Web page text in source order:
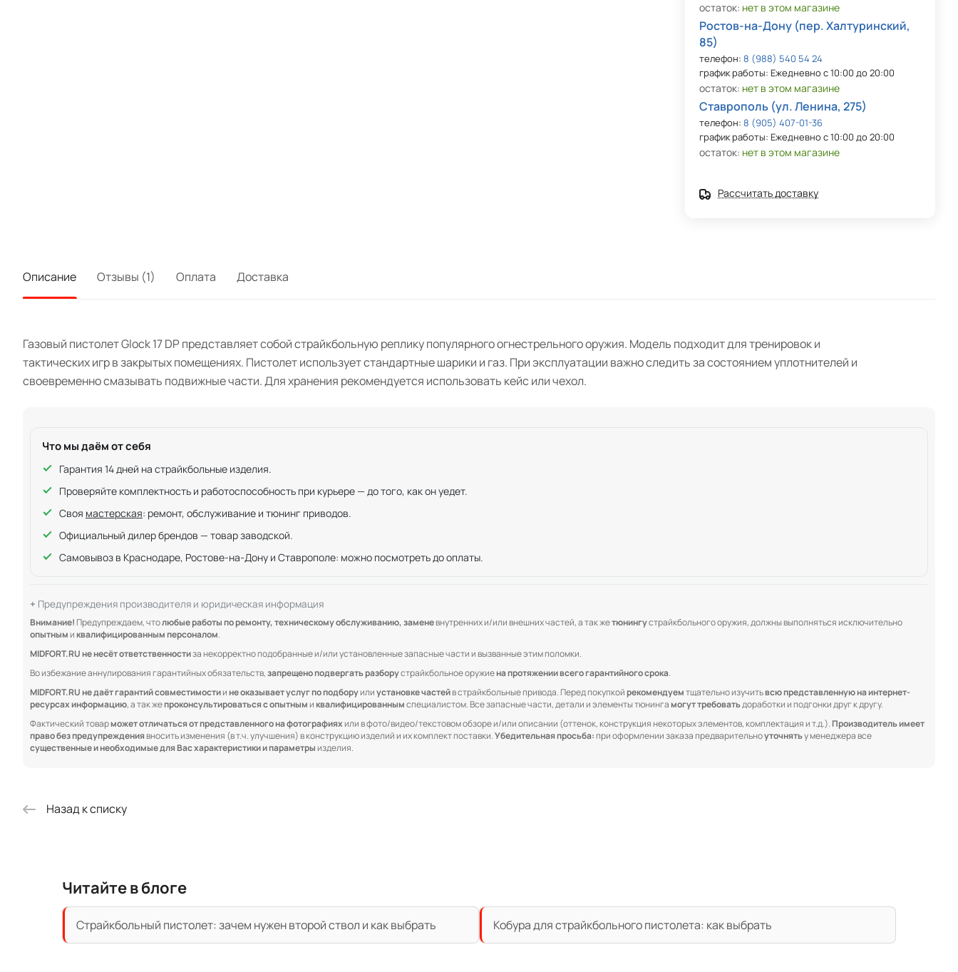
остаток: нет в этом магазине
Ростов-на-Дону (пер. Халтуринский,
85)
телефон:8 (988) 540 54 24
график работы: Ежедневно с 10:00 до 20:00
остаток: нет в этом магазине
Ставрополь (ул. Ленина, 275)
телефон:8 (905) 407-01-36
график работы: Ежедневно с 10:00 до 20:00
остаток: нет в этом магазине
Рассчитать доставку
Описание Отзывы (1) Оплата Доставка
Газовый пистолет Glock 17 DP представляет собой страйкбольную реплику популярного огнестрельного оружия. Модель подходит для тренировок и
тактических игр в закрытых помещениях. Пистолет использует стандартные шарики и газ. При эксплуатации важно следить за состоянием уплотнителей и
своевременно смазывать подвижные части. Для хранения рекомендуется использовать кейс или чехол.
Что мы даём от себя
Гарантия 14 дней на страйкбольные изделия.
Проверяйте комплектность и работоспособность при курьере — до того, как он уедет.
Своя мастерская: ремонт, обслуживание и тюнинг приводов.
Официальный дилер брендов — товар заводской.
Самовывоз в Краснодаре, Ростове-на-Дону и Ставрополе: можно посмотреть до оплаты.
Предупреждения производителя и юридическая информация
Внимание! Предупреждаем, чтолюбые работы по ремонту, техническому обслуживанию, заменевнутренних и/или внешних частей, а так жетюнингустрайкбольного оружия, должны выполняться исключительно
опытнымиквалифицированным персоналом.
MIDFORT.RU не несёт ответственностиза некорректно подобранные и/или установленные запасные части и вызванные этим поломки.
Во избежание аннулирования гарантийных обязательств,запрещено подвергать разборустрайкбольное оружиена протяжении всего гарантийного срока.
MIDFORT.RU не даёт гарантий совместимостиине оказывает услуг по подборуилиустановке частейв страйкбольные привода. Перед покупкойрекомендуемтщательно изучитьвсю представленную на интернет-
ресурсах информацию, а так жепроконсультироваться с опытнымиквалифицированнымспециалистом. Все запасные части, детали и элементы тюнингамогут требоватьдоработки и подгонки друг к другу.
Фактический товарможет отличаться от представленного на фотографияхили в фото/видео/текстовом обзоре и/или описании (оттенок, конструкция некоторых элементов, комплектация и т.д.). Производитель имеет
право без предупреждениявносить изменения (в т.ч. улучшения) в конструкцию изделий и их комплект поставки.Убедительная просьба:при оформлении заказа предварительноуточнятьу менеджера все
существенные и необходимые для Вас характеристики и параметрыизделия.
Назад к списку
Читайте в блоге
Страйкбольный пистолет: зачем нужен второй ствол и как выбрать Кобура для страйкбольного пистолета: как выбрать